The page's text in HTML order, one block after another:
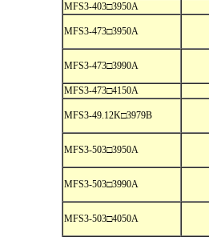
MFS3-403□3950A
MFS3-473□3950A
MFS3-473□3990A
MFS3-473□4150A
MFS3-49.12K□3979B
MFS3-503□3950A
MFS3-503□3990A
MFS3-503□4050A